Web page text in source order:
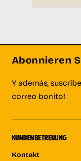
Abonnieren
Y además,
correo bonito!
KUNDENBETREUUNG
Kontakt